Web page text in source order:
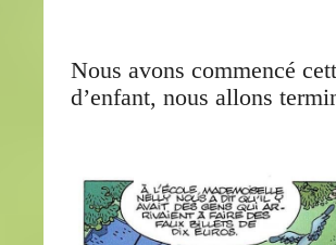
Nous avons commencé
d’enfant, nous allons